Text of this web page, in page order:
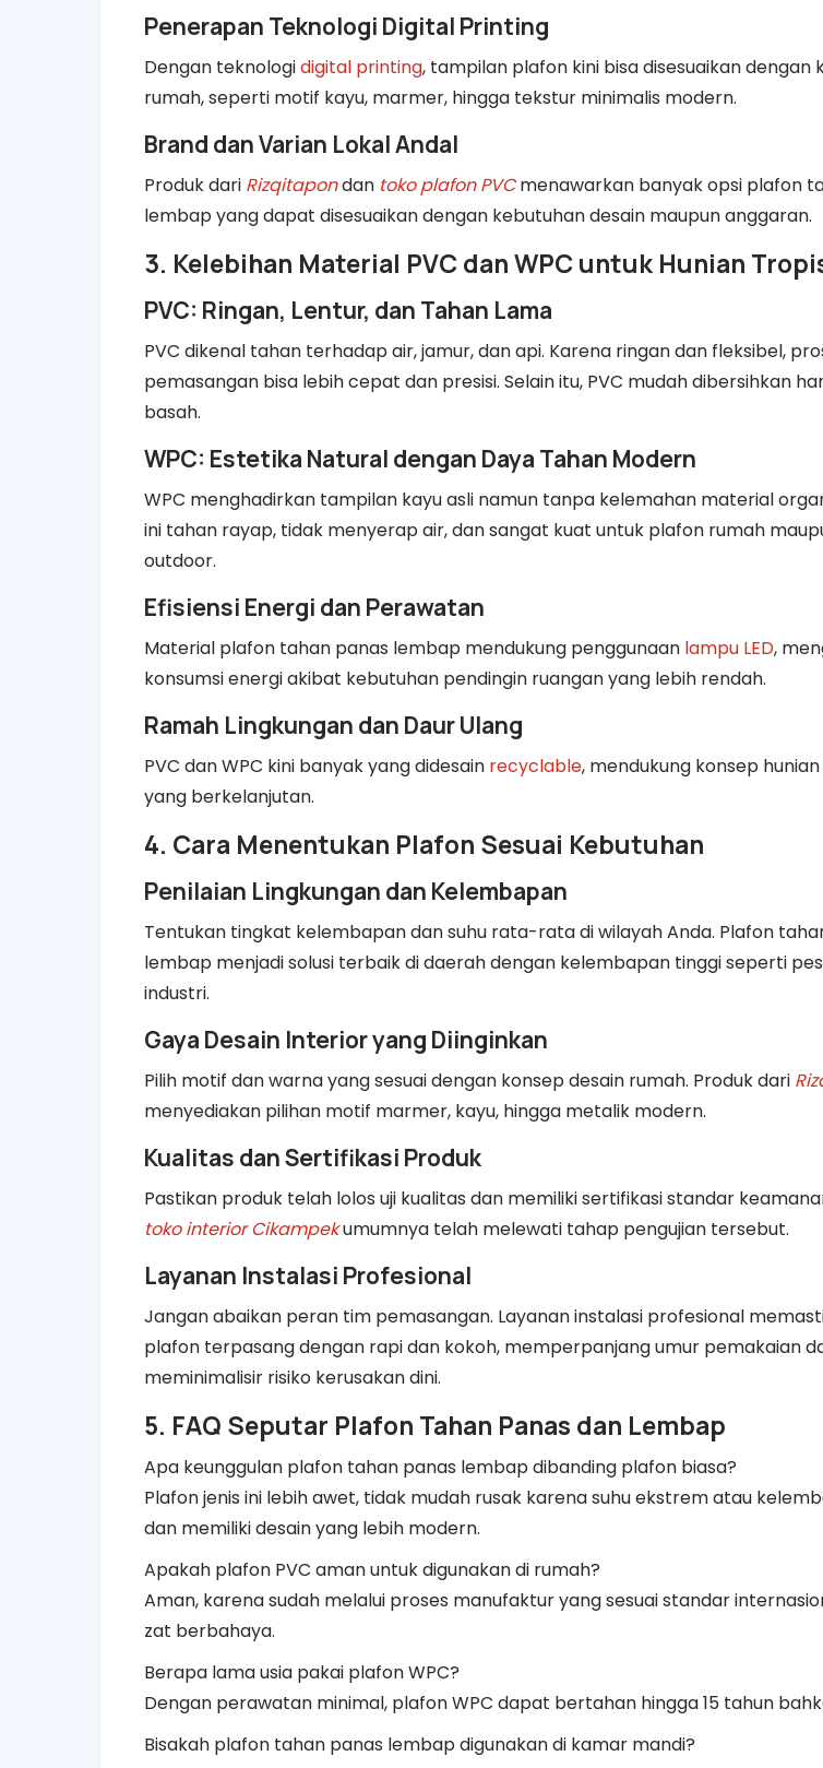
Penerapan Teknologi Digital Printing
Dengan teknologidigital printing, tampilan plafon kini bisa disesuaikan dengan
rumah, seperti motif kayu, marmer, hingga tekstur minimalis modern.
Brand dan Varian Lokal Andal
Produk dari Rizqitapondan toko plafon PVCmenawarkan banyak opsi plafon
lembap yang dapat disesuaikan dengan kebutuhan desain maupun anggaran.
3. Kelebihan Material PVC dan WPC untuk Hunian
PVC: Ringan, Lentur, dan Tahan Lama
PVC dikenal tahan terhadap air, jamur, dan api. Karena ringan dan fleksibel,
pemasangan bisa lebih cepat dan presisi. Selain itu, PVC mudah dibersihkan
basah.
WPC: Estetika Natural dengan Daya Tahan Modern
WPC menghadirkan tampilan kayu asli namun tanpa kelemahan material
ini tahan rayap, tidak menyerap air, dan sangat kuat untuk plafon rumah
outdoor.
Efisiensi Energi dan Perawatan
Material plafon tahan panas lembap mendukung penggunaan lampu LED,
konsumsi energi akibat kebutuhan pendingin ruangan yang lebih rendah.
Ramah Lingkungan dan Daur Ulang
PVC dan WPC kini banyak yang didesain recyclable, mendukung konsep hunian
yang berkelanjutan.
4. Cara Menentukan Plafon Sesuai Kebutuhan
Penilaian Lingkungan dan Kelembapan
Tentukan tingkat kelembapan dan suhu rata-rata di wilayah Anda. Plafon
lembap menjadi solusi terbaik di daerah dengan kelembapan tinggi seperti
industri.
Gaya Desain Interior yang Diinginkan
Pilih motif dan warna yang sesuai dengan konsep desain rumah. Produk dari
menyediakan pilihan motif marmer, kayu, hingga metalik modern.
Kualitas dan Sertifikasi Produk
Pastikan produk telah lolos uji kualitas dan memiliki sertifikasi standar
toko interior Cikampekumumnya telah melewati tahap pengujian tersebut.
Layanan Instalasi Profesional
Jangan abaikan peran tim pemasangan. Layanan instalasi profesional
plafon terpasang dengan rapi dan kokoh, memperpanjang umur pemakaian
meminimalisir risiko kerusakan dini.
5. FAQ Seputar Plafon Tahan Panas dan Lembap
Apa keunggulan plafon tahan panas lembap dibanding plafon biasa?
Plafon jenis ini lebih awet, tidak mudah rusak karena suhu ekstrem atau
dan memiliki desain yang lebih modern.
Apakah plafon PVC aman untuk digunakan di rumah?
Aman, karena sudah melalui proses manufaktur yang sesuai standar
zat berbahaya.
Berapa lama usia pakai plafon WPC?
Dengan perawatan minimal, plafon WPC dapat bertahan hingga 15 tahun
Bisakah plafon tahan panas lembap digunakan di kamar mandi?